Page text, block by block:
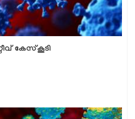
കേസ്‌കൂടി